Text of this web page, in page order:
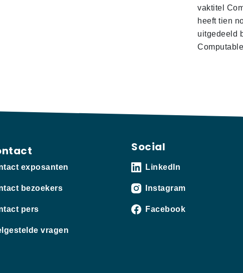
vaktitel
heeft tien
uitgedeeld
exposanten
bezoekers
pers
vragen
Social
LinkedIn
Instagram
Facebook